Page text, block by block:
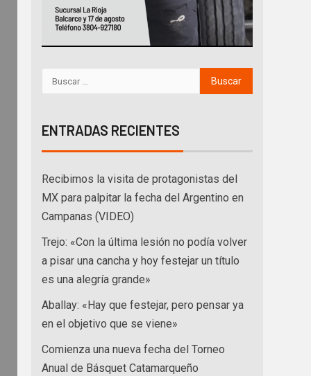
ENTRADAS RECIENTES
Recibimos la visita de protagonistas del
MX para palpitar la fecha del Argentino en
Campanas (VIDEO)
Trejo: «Con la última lesión no podía volver
a pisar una cancha y hoy festejar un título
es una alegría grande»
Aballay: «Hay que festejar, pero pensar ya
en el objetivo que se viene»
Comienza una nueva fecha del Torneo
Anual de Básquet Catamarqueño